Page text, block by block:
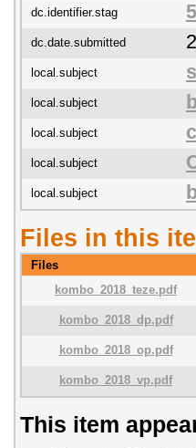
dc.identifier.stag
dc.date.submitted
local.subject
local.subject
local.subject
local.subject
local.subject
Files in this
Files
kombo_2018_teze.pdf
kombo_2018_dp.pdf
kombo_2018_op.pdf
kombo_2018_vp.pdf
This item